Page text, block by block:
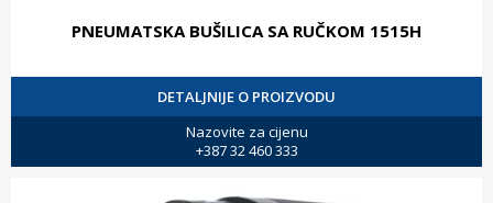
PNEUMATSKA BUŠILICA SA RUČKOM 1515H
DETALJNIJE O PROIZVODU
Nazovite za cijenu
+387 32 460 333